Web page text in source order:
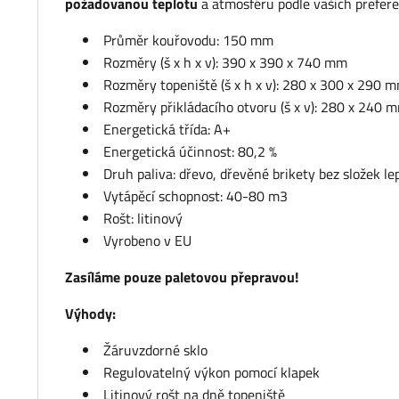
Průměr kouřovodu: 150 mm
Rozměry (š x h x v): 390 x 390 x 740 mm
Rozměry topeniště (š x h x v): 280 x 300 x 290
Rozměry přikládacího otvoru (š x v): 280 x 240
Energetická třída: A+
Energetická účinnost: 80,2 %
Druh paliva: dřevo, dřevěné brikety bez složek
Vytápěcí schopnost: 40-80 m3
Rošt: litinový
Vyrobeno v EU
Zasíláme pouze paletovou přepravou!
Výhody:
Žáruvzdorné sklo
Regulovatelný výkon pomocí klapek
Litinový rošt na dně topeniště